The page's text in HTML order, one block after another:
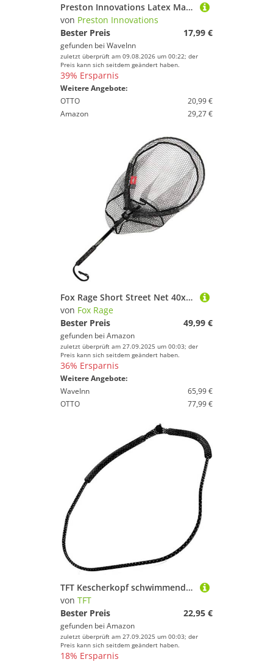
Preston Innovations Latex Match Landing Net Head Schwarz 40 cm
von Preston Innovations
Bester Preis
17,99 €
gefunden bei WaveInn
zuletzt überprüft am 09.08.2026 um 00:22; der
Preis kann sich seitdem geändert haben.
39% Ersparnis
Weitere Angebote:
OTTO
20,99 €
Amazon
29,27 €
Fox Rage Short Street Net 40x50cm - Raubfischkescher für Zander & Barsch, Unterfangkescher zum aktiven Raubfischangeln, Kescher zum Streetfishing
von Fox Rage
Bester Preis
49,99 €
gefunden bei Amazon
zuletzt überprüft am 27.09.2025 um 00:03; der
Preis kann sich seitdem geändert haben.
36% Ersparnis
Weitere Angebote:
WaveInn
65,99 €
OTTO
77,99 €
TFT Kescherkopf schwimmend 50x40cm - Forellenkescher zum Forellenangeln, Kescher für Forellen & Friedfische, Friedfischkescher, Angelkescher
von TFT
Bester Preis
22,95 €
gefunden bei Amazon
zuletzt überprüft am 27.09.2025 um 00:03; der
Preis kann sich seitdem geändert haben.
18% Ersparnis